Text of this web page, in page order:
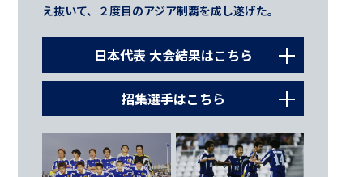
え抜いて、２度目のアジア制覇を成し遂げた。
日本代表 大会結果はこちら
（26’ 柳沢敦 37’ 高原直泰 53’ 名波浩 88’ 小野伸
招集選手はこちら
GK
1 川口 能活（横浜Ｆ・マリノス）